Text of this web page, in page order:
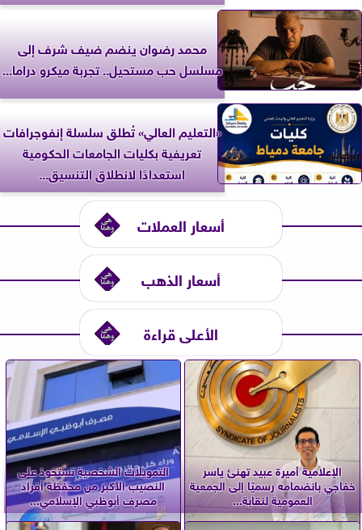
محمد رضوان ينضم ضيف شرف إلى
مسلسل حب مستحيل.. تجربة ميكرو دراما...
«التعليم العالي» تُطلق سلسلة إنفوجرافات
تعريفية بكليات الجامعات الحكومية
استعدادًا لانطلاق التنسيق...
أسعار العملات
أسعار الذهب
الأعلى قراءة
الإعلامية أميرة عبيد تهنئ ياسر
خفاجي بانضمامه رسميًا إلى الجمعية
العمومية لنقابة...
التمويلات الشخصية تستحوذ على
النصيب الأكبر من محفظة أفراد
مصرف أبوظبي الإسلامي...